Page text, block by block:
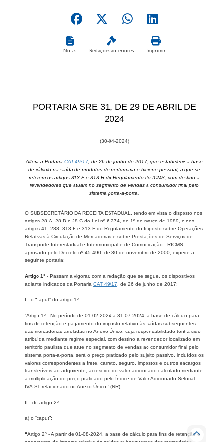
Notas Redações anteriores Imprimir
PORT​​ARIA SRE 31, DE 29 DE ABRIL DE
2024
(30-04-2​024)
Altera a Portaria CAT 49/17 , de 26 de junho de 2017, q​​ue estabelece a base
de cálculo na saída de produtos de perfumaria e higiene pessoal, a que se
referem os artigos 313-F e 313-H do Regulamento do ICMS, com destino a
revendedores que atuam no segmento de vendas a consumidor final pelo
sistema porta-a-porta.
O SUBSECRETÁRIO DA RECEITA ESTADUAL, tendo em vista o disposto nos
artigos 28-A, 28-B e 28-C da Lei nº 6.374, de 1º de março de 1989, e nos
artigos 41, 288, 313-E e 313-F do Regulamento do Imposto sobre Operações
Relativas à Circulação de Mercadorias e sobre Prestações de Serviços de
Transporte Interestadual e Intermunicipal e de Comunicação - RICMS,
aprovado pelo Decreto nº 45.490, de 30 de novembro de 2000, expede a
seguinte portaria:
Artigo 1° - Passam a vigorar, com a redação que se segue, os dispositivos
adiante indicados da Portaria CAT 49/17 , de 26 de junho de 2017:
I - o “caput” do artigo 1º:
“Artigo 1º - No período de 01-02-2024 a 31-07-2024, a base de cálculo para
fins de retenção e pagamento do imposto relativo às saídas subsequentes
das mercadorias arroladas no Anexo Único, cuja responsabilidade tenha sido
atribuída mediante regime especial, com destino a revendedor localizado em
território paulista que atue no segmento de vendas ao consumidor final pelo
sistema porta-a-porta, será o preço praticado pelo sujeito passivo, incluídos os
valores correspondentes a frete, carreto, seguro, impostos e outros encargos
transferíveis ao adquirente, acrescido do valor adicionado calculado mediante
a multiplicação do preço praticado pelo Índice de Valor Adicionado Setorial -
IVA-ST relacionado no Anexo Único.” (NR);
II - do artigo 2º:
a) o “caput”:
“Artigo 2º - A partir de 01-08-2024, a base de cálculo para fins de retenção e